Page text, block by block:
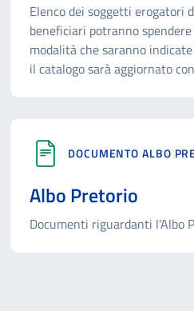
Elenco dei soggetti erogatori
beneficiari potranno
modalità che saranno
il catalogo sarà aggiornato
DOCUMENTO ALBO
Albo Pretorio
Documenti riguardanti l'Albo